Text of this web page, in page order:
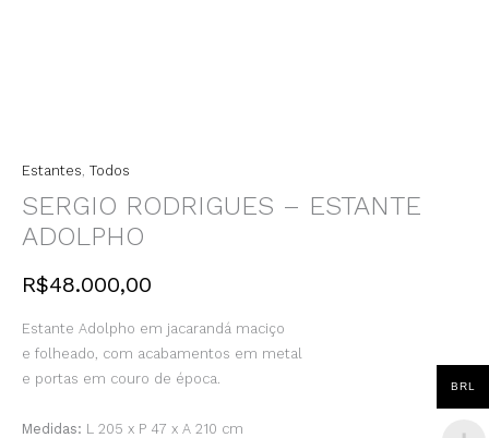
Estantes Todos
SERGIO RODRIGUES – ESTANTE
ADOLPHO
R$48.000,00
Estante Adolpho em jacarandá maciço
e folheado, com acabamentos em metal
e portas em couro de época.
Medidas: L 205 x P 47 x A 210 cm
BRL